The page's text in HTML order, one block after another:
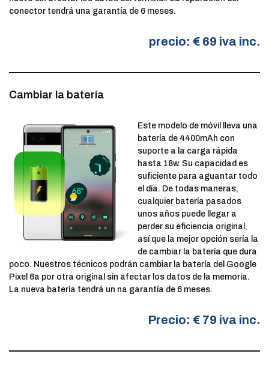
conector tendrá una garantía de 6 meses.
precio: € 69 iva inc.
Cambiar la batería
Este modelo de móvil lleva una
batería de 4400mAh con
suporte a la carga rápida
hasta 18w. Su capacidad es
suficiente para aguantar todo
el día. De todas maneras,
cualquier batería pasados
unos años puede llegar a
perder su eficiencia original,
así que la mejor opción sería la
de cambiar la batería que dura
poco. Nuestros técnicos podrán cambiar la batería del Google
Pixel 6a por otra original sin afectar los datos de la memoria.
La nueva batería tendrá un na garantía de 6 meses.
Precio: € 79 iva inc.